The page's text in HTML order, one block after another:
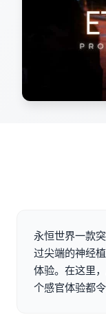
永恒世界一款
过尖端的神经
体验。在这里
个感官体验都